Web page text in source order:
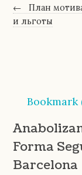
←
План
и льготы
Bookmark
Forma
Barcelona